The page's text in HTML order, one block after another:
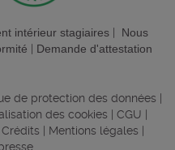
intérieur stagiaires| Nous
Demande d'attestation
de protection des données
des cookies CGU
Crédits Mentions légales